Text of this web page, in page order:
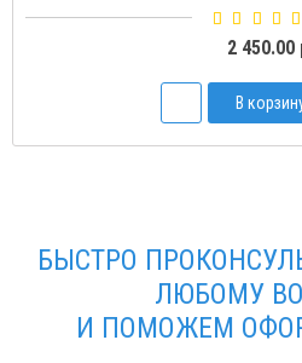
2 450.00
В
БЫСТРО
ЛЮБОМУ
И ПОМОЖЕМ